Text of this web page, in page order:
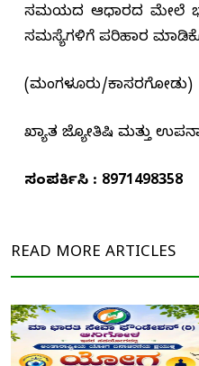
ಸಮಯದ ಆಧಾರದ ಮೇಲೆ
ಸಮಸ್ಯೆಗಳಿಗೆ ಪರಿಹಾರ
(ಮಂಗಳೂರು/ಕಾಸರಗೋಡು)
ಖ್ಯಾತ ಜ್ಯೋತಿಷಿ ಮತ್ತು
ಸಂಪರ್ಕಿಸಿ : 8971498358
READ MORE ARTICLES